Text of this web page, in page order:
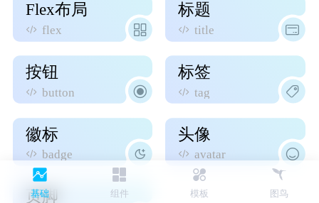
Flex布局
flex
标题
title
按钮
button
标签
tag
徽标
badge
头像
avatar
页脚
基础 组件 模板 图鸟